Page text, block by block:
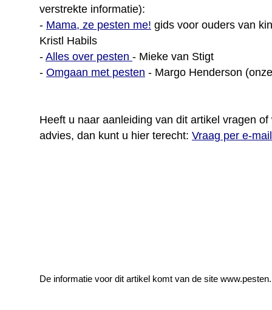
verstrekte informatie):
- Mama, ze pesten me! gids voor ouders van
Kristl Habils
- Alles over pesten - Mieke van Stigt
- Omgaan met pesten - Margo Henderson
Heeft u naar aanleiding van dit artikel vragen
advies, dan kunt u hier terecht: Vraag per e-mail
De informatie voor dit artikel komt van de site